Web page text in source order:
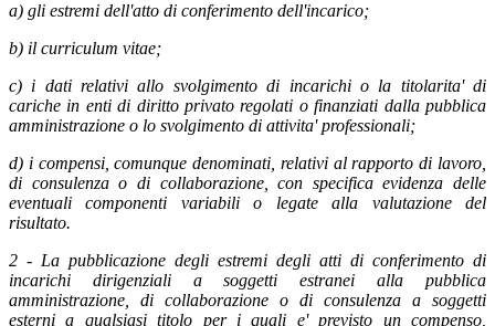
a) gli estremi dell'atto di conferimento dell'incarico;
b) il curriculum vitae;
c) i dati relativi allo svolgimento di incarichi o la titolarita' di
cariche in enti di diritto privato regolati o finanziati dalla pubblica
amministrazione o lo svolgimento di attivita' professionali;
d) i compensi, comunque denominati, relativi al rapporto di lavoro,
di consulenza o di collaborazione, con specifica evidenza delle
eventuali componenti variabili o legate alla valutazione del
risultato.
2 - La pubblicazione degli estremi degli atti di conferimento di
incarichi dirigenziali a soggetti estranei alla pubblica
amministrazione, di collaborazione o di consulenza a soggetti
esterni a qualsiasi titolo per i quali e' previsto un compenso,